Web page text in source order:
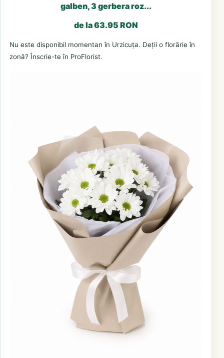
galben, 3 gerbera roz...
de la 63.95 RON
Nu este disponibil momentan în Urzicuța. Deții o florărie în
zonă? Înscrie-te în ProFlorist.